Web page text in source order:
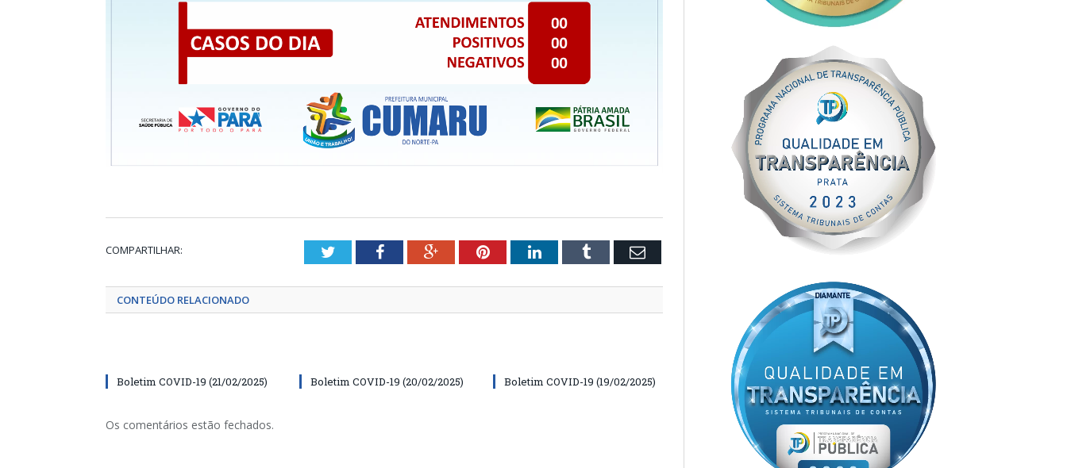
COMPARTILHAR: TwitterFacebookGoogle+PinterestLinkedInTumblr Email
CONTEÚDO RELACIONADO
Boletim COVID-19 (21/02/2025) Boletim COVID-19 (20/02/2025) Boletim COVID-19 (19/02/2025)
Os comentários estão fechados.